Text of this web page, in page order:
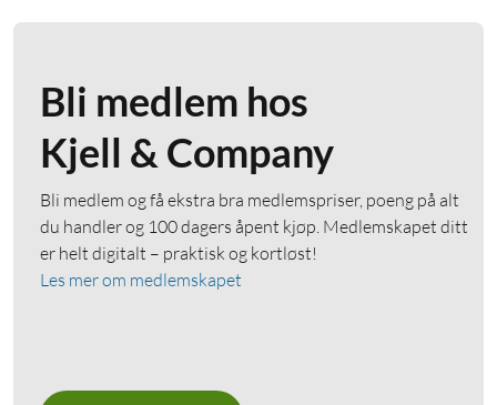
Bli medlem hos
Kjell & Company
Bli medlem og få ekstra bra medlemspriser, poeng på alt
du handler og 100 dagers åpent kjøp. Medlemskapet ditt
er helt digitalt – praktisk og kortløst!
Les mer om medlemskapet